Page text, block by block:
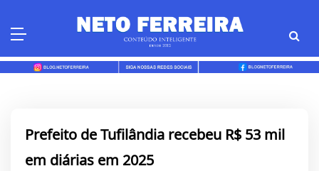
Prefeito de Tufilândia recebeu R$ 53 mil
em diárias em 2025